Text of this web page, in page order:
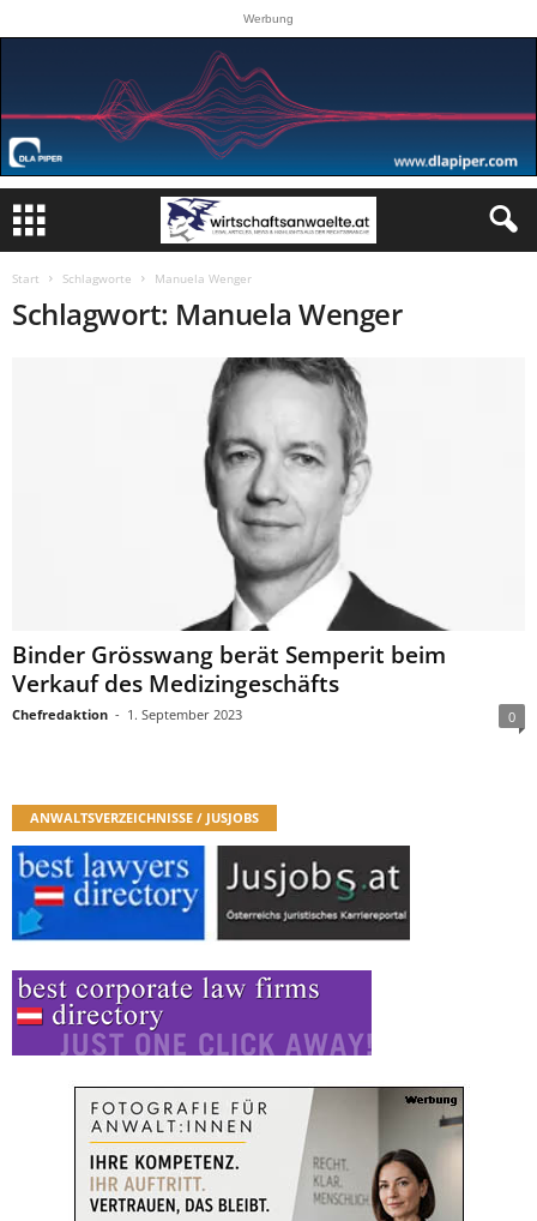
Werbung
Start Schlagworte Manuela Wenger
Schlagwort: Manuela Wenger
Binder Grösswang berät Semperit beim
Verkauf des Medizingeschäfts
Chefredaktion - 1. September 2023 0
ANWALTSVERZEICHNISSE / JUSJOBS